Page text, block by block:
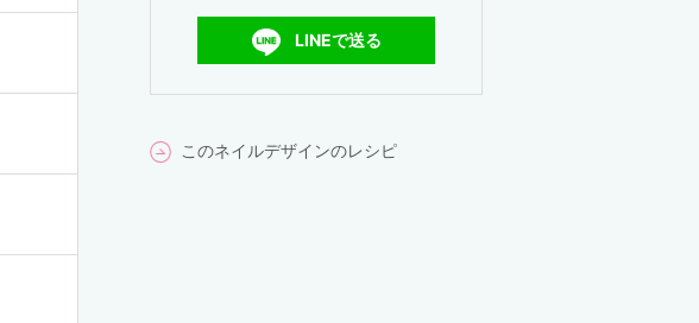
LINEで送る
このネイルデザインのレシピ